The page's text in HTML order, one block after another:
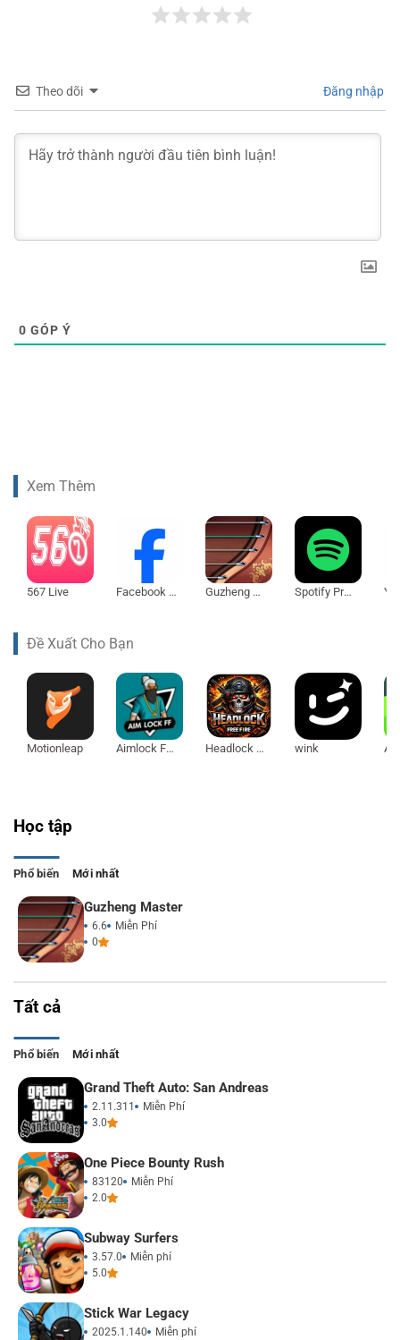
Theo dõi Đăng nhập
0 GÓP Ý
Xem Thêm
567 Live Facebook Lite Guzheng Master Spotify Premium
Đề Xuất Cho Bạn
Motionleap Aimlock FF OB53 Headlock Seru wink
Học tập
Phổ biến Mới nhất
Guzheng Master
6.6
Miễn Phí
0
Tất cả
Phổ biến Mới nhất
Grand Theft Auto: San Andreas
2.11.311
Miễn Phí
3.0
One Piece Bounty Rush
83120
Miễn Phí
2.0
Subway Surfers
3.57.0
Miễn phí
5.0
Stick War Legacy
2025.1.140
Miễn phí